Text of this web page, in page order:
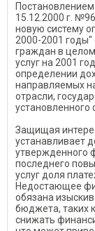
15.12.2000 г.
новую систему
2000-2001
граждан в
услуг на 2001
определении
направляемых
отрасли,
установленного
Защищая
устанавливает
утвержденного
последнего
услуг доля
Недостающее
обязана
бюджета, таких
снижать